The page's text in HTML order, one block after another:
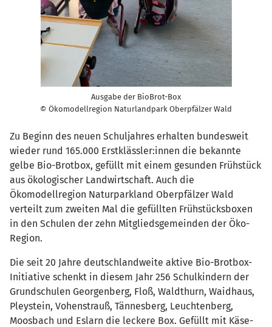
Ausgabe der BioBrot-Box
© Ökomodellregion Naturlandpark Oberpfälzer Wald
Zu Beginn des neuen Schuljahres erhalten bundesweit
wieder rund 165.000 Erstklässler:innen die bekannte
gelbe Bio-Brotbox, gefüllt mit einem gesunden Frühstück
aus ökologischer Landwirtschaft. Auch die
Ökomodellregion Naturparkland Oberpfälzer Wald
verteilt zum zweiten Mal die gefüllten Frühstücksboxen
in den Schulen der zehn Mitgliedsgemeinden der Öko-
Region.
Die seit 20 Jahre deutschlandweite aktive Bio-Brotbox-
Initiative schenkt in diesem Jahr 256 Schulkindern der
Grundschulen Georgenberg, Floß, Waldthurn, Waidhaus,
Pleystein, Vohenstrauß, Tännesberg, Leuchtenberg,
Moosbach und Eslarn die leckere Box. Gefüllt mit Käse-